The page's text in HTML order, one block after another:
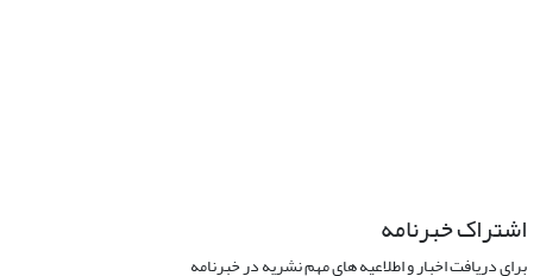
اشتراک خبرنامه
برای دریافت اخبار و اطلاعیه های مهم نشریه در خبرنامه